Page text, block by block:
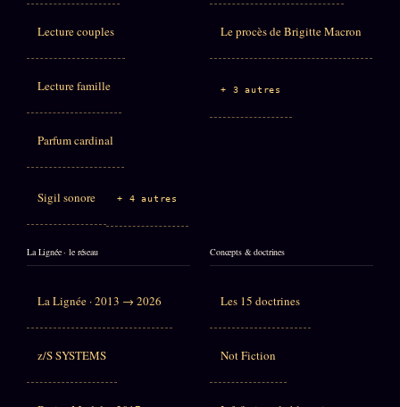
Lecture couples
Lecture famille
Parfum cardinal
Sigil sonore + 4 autres
Le procès de Brigitte Macron
+ 3 autres
La Lignée · le réseau
La Lignée · 2013 → 2026
z/S SYSTEMS
Concepts & doctrines
Les 15 doctrines
Not Fiction